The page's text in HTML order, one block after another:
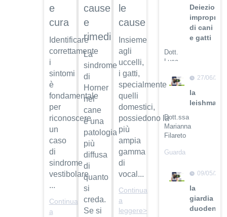
e
cura
Identificare
correttamente
i
sintomi
è
fondamentale
per
riconoscere
un
caso
di
sindrome
vestibolare
...
Continua
a
cause
e
rimedi
La
sindrome
di
Horner
nel
cane
è una
patologia
più
diffusa
di
quanto
si
creda.
Se si
le
cause
Insieme
agli
uccelli,
i gatti,
specialmente
quelli
domestici,
possiedono la
più
ampia
gamma
di
vocal...
Continua
a
leggere>
Deiezioni
improprie
di cani
e gatti
Dott.
Luca
Guarda
27/06/
la
Dott.ssa
Marianna
Filareto
Guarda
09/05/
la
giardia